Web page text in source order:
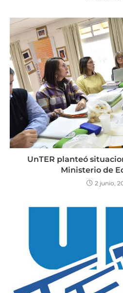
UnTER planteó
Ministerio de
2 junio,